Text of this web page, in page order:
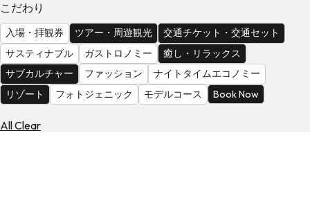
こだわり
入場・拝観券 ツアー・周遊観光
交通チケット・交通セット
サスティナブル
ガストロノミー
癒し・リラックス
サブカルチャー
ファッション
ナイトタイムエコノミー
リゾート
フォトジェニック モデルコース Book Now
All Clear